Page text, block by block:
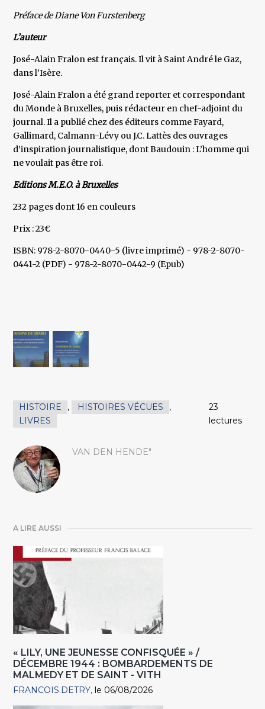
Préface de Diane Von Furstenberg
L’auteur
José-Alain Fralon est français. Il vit à Saint André le Gaz,
dans l’Isère.
José-Alain Fralon a été grand reporter et correspondant
du Monde à Bruxelles, puis rédacteur en chef-adjoint du
journal. Il a publié chez des éditeurs comme Fayard,
Gallimard, Calmann-Lévy ou J.C. Lattès des ouvrages
d’inspiration journalistique, dont Baudouin : L’homme qui
ne voulait pas être roi.
Editions M.E.O. à Bruxelles
232 pages dont 16 en couleurs
Prix : 23€
ISBN: 978-2-8070-0440-5 (livre imprimé) - 978-2-8070-
0441-2 (PDF) - 978-2-8070-0442-9 (Epub)
HISTOIRE , HISTOIRES VÉCUES
,
LIVRES
23
lectures
VAN DEN HENDE"
A LIRE AUSSI
« LILY, UNE JEUNESSE CONFISQUÉE » /
DÉCEMBRE 1944 : BOMBARDEMENTS DE
MALMEDY ET DE SAINT - VITH
FRANCOIS.DETRY le 06/08/2026